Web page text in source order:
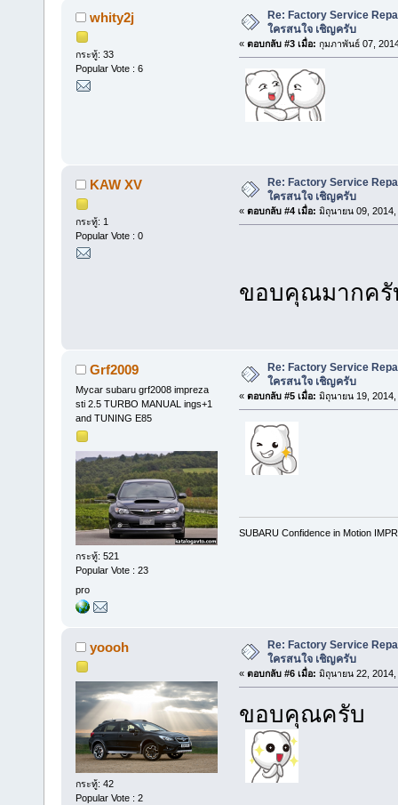
whity2j
กระทู้: 33
Popular Vote : 6
Re: Factory Service
ใครสนใจ เชิญครับ
« ตอบกลับ #3 เมื่อ: กุมภาพันธ์ 07,
KAW XV
กระทู้: 1
Popular Vote : 0
Re: Factory Service
ใครสนใจ เชิญครับ
« ตอบกลับ #4 เมื่อ: มิถุนายน 09, 2014,
ขอบคุณมากค
Grf2009
Mycar subaru grf2008 impreza
sti 2.5 TURBO MANUAL ings+1
and TUNING E85
กระทู้: 521
Popular Vote : 23
pro
Re: Factory Service
ใครสนใจ เชิญครับ
« ตอบกลับ #5 เมื่อ: มิถุนายน 19, 2014,
SUBARU Confidence in Motion
yoooh
กระทู้: 42
Popular Vote : 2
Re: Factory Service
ใครสนใจ เชิญครับ
« ตอบกลับ #6 เมื่อ: มิถุนายน 22, 2014,
ขอบคุณครับ